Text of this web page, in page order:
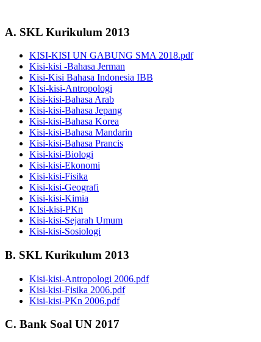
A. SKL Kurikulum 2013
KISI-KISI UN GABUNG SMA 2018.pdf
Kisi-kisi -Bahasa Jerman
Kisi-Kisi Bahasa Indonesia IBB
KIsi-kisi-Antropologi
Kisi-kisi-Bahasa Arab
Kisi-kisi-Bahasa Jepang
Kisi-kisi-Bahasa Korea
Kisi-kisi-Bahasa Mandarin
Kisi-kisi-Bahasa Prancis
Kisi-kisi-Biologi
Kisi-kisi-Ekonomi
Kisi-kisi-Fisika
Kisi-kisi-Geografi
Kisi-kisi-Kimia
KIsi-kisi-PKn
Kisi-kisi-Sejarah Umum
Kisi-kisi-Sosiologi
B. SKL Kurikulum 2013
Kisi-kisi-Antropologi 2006.pdf
Kisi-kisi-Fisika 2006.pdf
Kisi-kisi-PKn 2006.pdf
C. Bank Soal UN 2017